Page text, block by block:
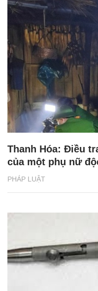
PHÁP LUẬT
Thanh Hóa: Điều
của một phụ nữ